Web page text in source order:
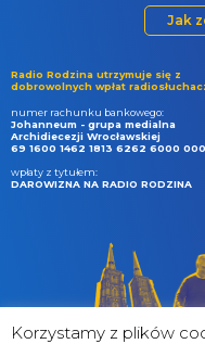
Jak
Radio Rodzina utrzymuje się z
dobrowolnych wpłat
numer rachunku bankowego:
Johanneum - grupa medialna
Archidiecezji Wrocławskiej
69 1600 1462 1813 6262 6000
wpłaty z tytułem:
DAROWIZNA NA RADIO RODZINA
Korzystamy z plików